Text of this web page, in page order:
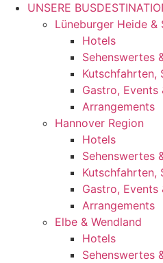
UNSERE
Lüneburger Heide &
Hotels
Sehenswertes
Kutschfahrten,
Gastro, Events
Arrangements
Hannover Region
Hotels
Sehenswertes
Kutschfahrten,
Gastro, Events
Arrangements
Elbe & Wendland
Hotels
Sehenswertes